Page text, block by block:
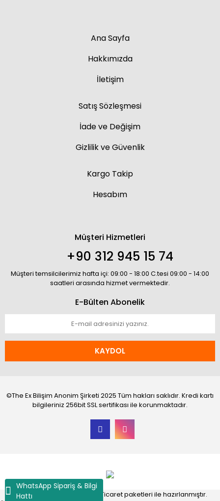
WhatsApp Sipariş & Bilgi
Hattı
Ana Sayfa
Hakkımızda
İletişim
Satış Sözleşmesi
İade ve Değişim
Gizlilik ve Güvenlik
Kargo Takip
Hesabım
Müşteri Hizmetleri
+90 312 945 15 74
Müşteri temsilcilerimiz hafta içi: 09:00 - 18:00 C.tesi 09:00 - 14:00
saatleri arasında hizmet vermektedir.
E-Bülten Abonelik
KAYDOL
©The Ex Bilişim Anonim Şirketi 2025 Tüm hakları saklıdır. Kredi kartı
bilgileriniz 256bit SSL sertifikası ile korunmaktadır.
IdeaSoft
Akıllı E-Ticaret paketleri ile hazırlanmıştır.